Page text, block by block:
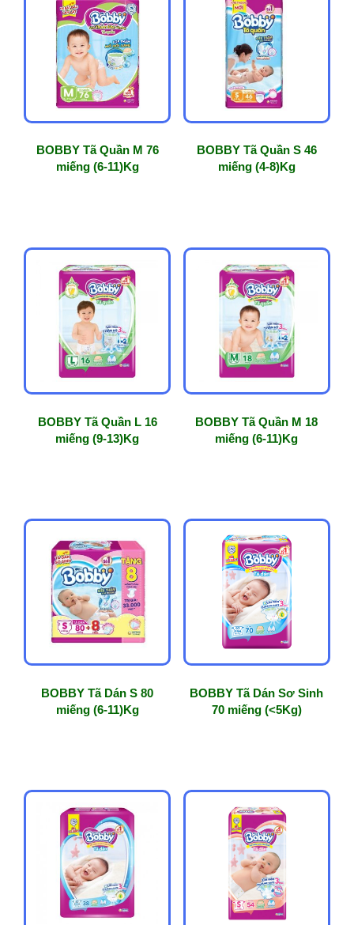
BOBBY Tã Quần M 76
miếng (6-11)Kg
BOBBY Tã Quần S 46
miếng (4-8)Kg
BOBBY Tã Quần L 16
miếng (9-13)Kg
BOBBY Tã Quần M 18
miếng (6-11)Kg
BOBBY Tã Dán S 80
miếng (6-11)Kg
BOBBY Tã Dán Sơ Sinh
70 miếng (<5Kg)